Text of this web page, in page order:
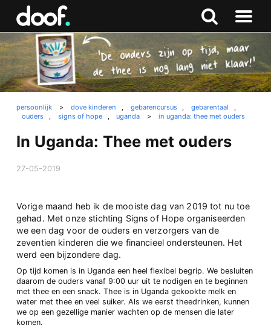
Zoeken
Naar
menu
persoonlijk > dove kinderen , gebarencursus , gebarentaal
,
ouders
, signs of hope , uganda > in uganda: thee met ouders
In Uganda: Thee met ouders
27-05-2019
Vorige maand heb ik de mooiste dag van 2019 tot nu toe
gehad. Met onze stichting Signs of Hope organiseerden
we een dag voor de ouders en verzorgers van de
zeventien kinderen die we financieel ondersteunen. Het
werd een bijzondere dag.
Op tijd komen is in Uganda een heel flexibel begrip. We besluiten
daarom de ouders vanaf 9:00 uur uit te nodigen en te beginnen
met thee en een snack. Thee is in Uganda gekookte melk en
water met thee en veel suiker. Als we eerst theedrinken, kunnen
we op een gezellige manier wachten op de mensen die later
komen.
Doof.nl
Zoeken
naar
boven